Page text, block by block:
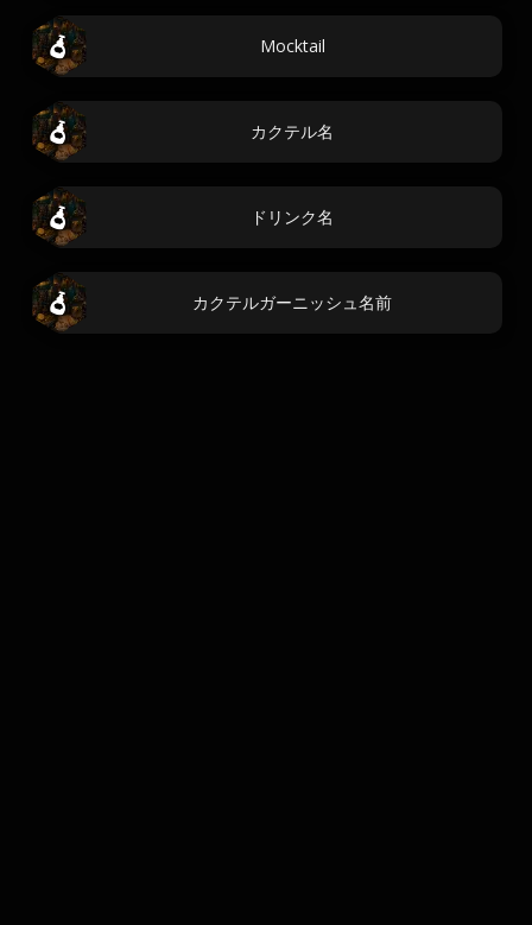
Mocktail
カクテル名
ドリンク名
カクテルガーニッシュ名前